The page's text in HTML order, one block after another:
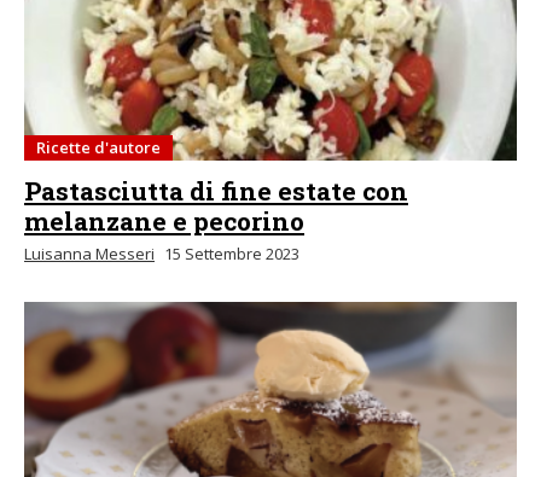
Ricette d'autore
Pastasciutta di fine estate con
melanzane e pecorino
Luisanna Messeri 15 Settembre 2023